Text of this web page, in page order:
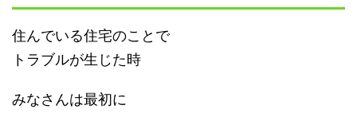
住んでいる住宅のことで
トラブルが生じた時
みなさんは最初に